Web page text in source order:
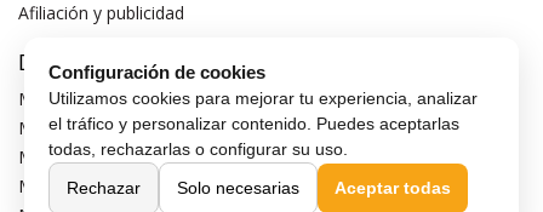
Afiliación y publicidad
Destacados
Móviles de gama alta
Móviles con buena cámara
Móviles sin marcos
Móviles de 6 pulgadas
Configuración de cookies
Utilizamos cookies para mejorar tu experiencia, analizar
el tráfico y personalizar contenido. Puedes aceptarlas
todas, rechazarlas o configurar su uso.
Rechazar
Solo necesarias Aceptar todas